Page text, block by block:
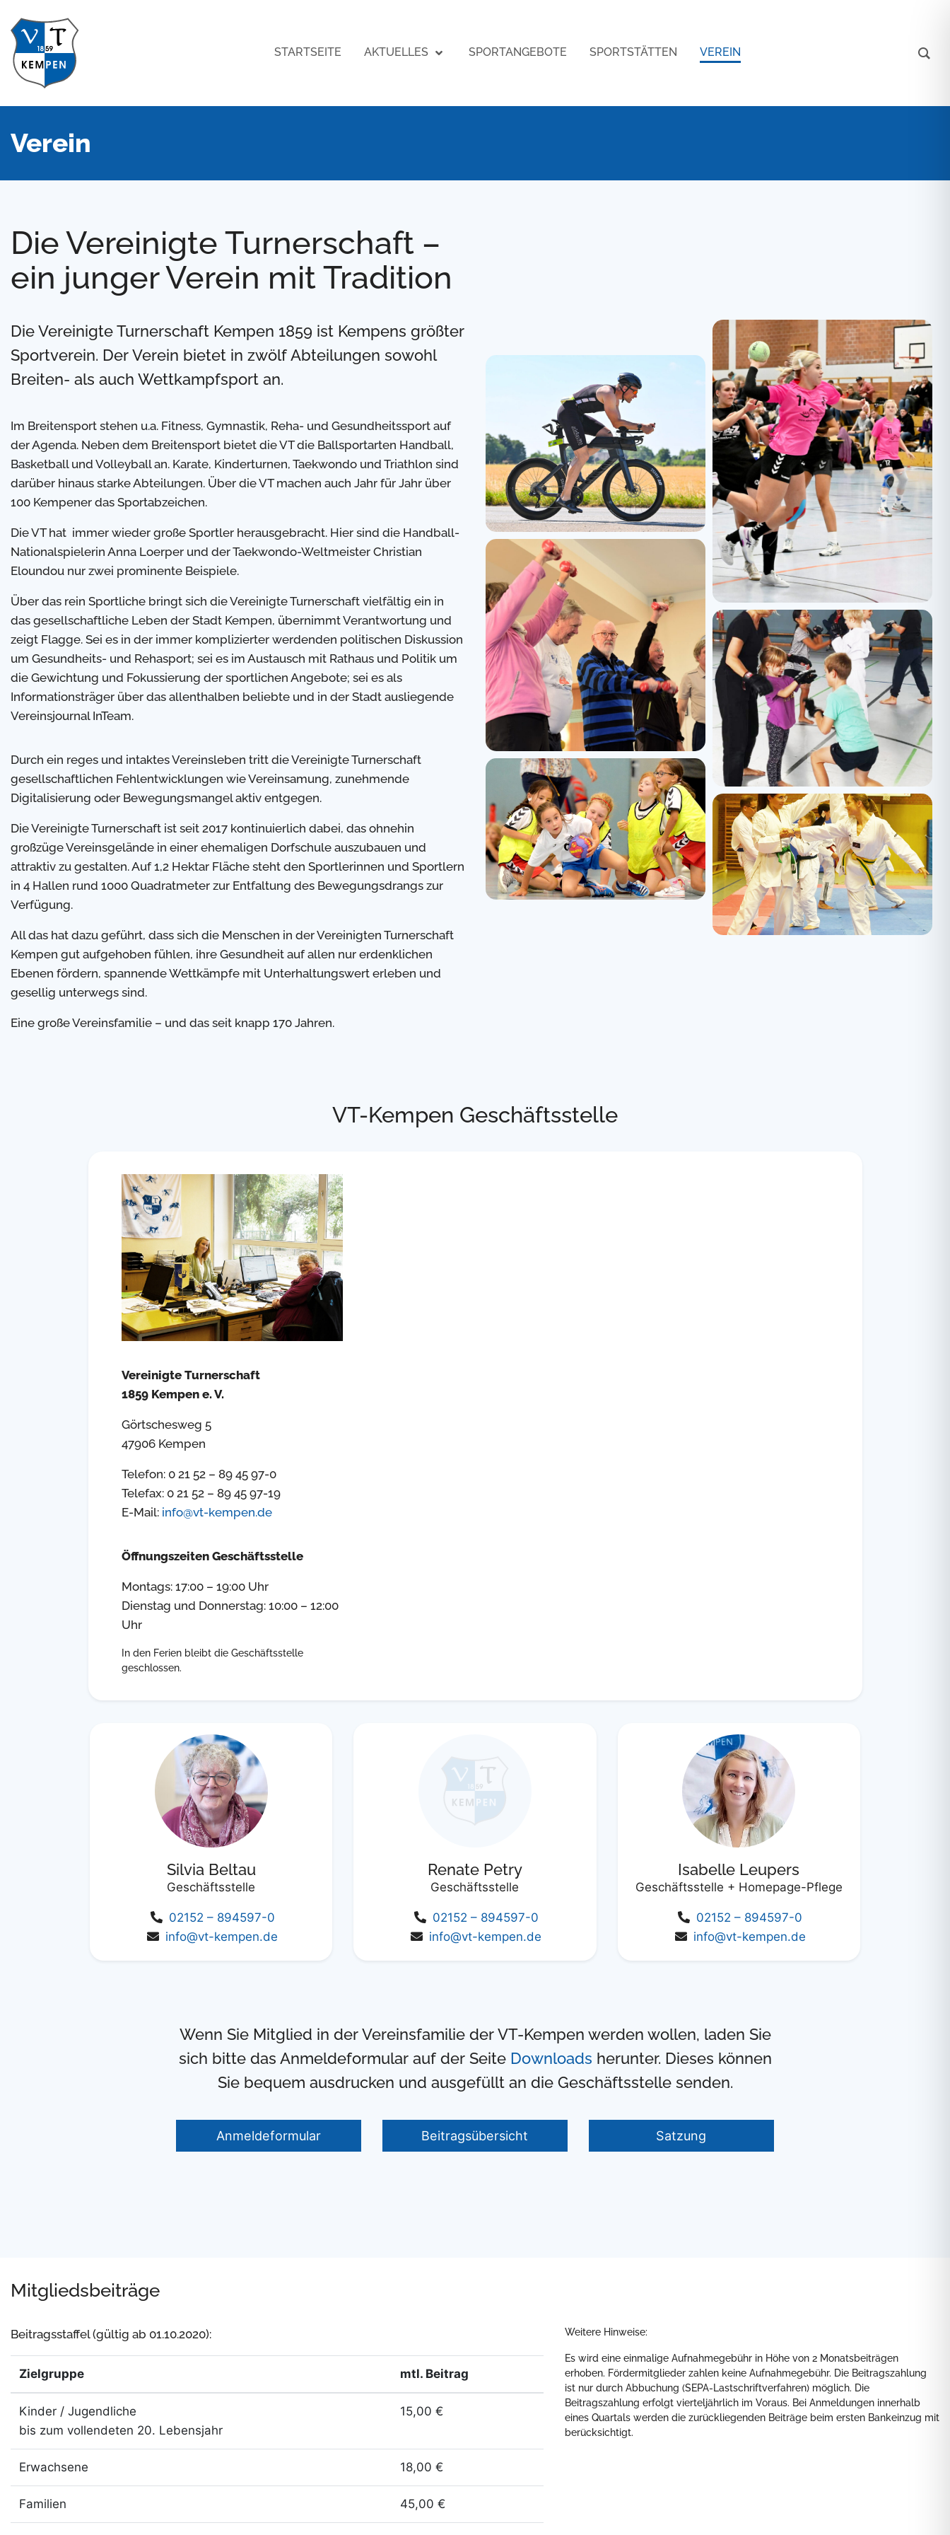
STARTSEITE AKTUELLES SPORTANGEBOTE SPORTSTÄTTEN VEREIN
Verein
Die Vereinigte Turnerschaft –
ein junger Verein mit Tradition
Die Vereinigte Turnerschaft Kempen 1859 ist Kempens größter
Sportverein. Der Verein bietet in zwölf Abteilungen sowohl
Breiten- als auch Wettkampfsport an.
Im Breitensport stehen u.a. Fitness, Gymnastik, Reha- und Gesundheitssport auf
der Agenda. Neben dem Breitensport bietet die VT die Ballsportarten Handball,
Basketball und Volleyball an. Karate, Kinderturnen, Taekwondo und Triathlon sind
darüber hinaus starke Abteilungen. Über die VT machen auch Jahr für Jahr über
100 Kempener das Sportabzeichen.
Die VT hat immer wieder große Sportler herausgebracht. Hier sind die Handball-
Nationalspielerin Anna Loerper und der Taekwondo-Weltmeister Christian
Eloundou nur zwei prominente Beispiele.
Über das rein Sportliche bringt sich die Vereinigte Turnerschaft vielfältig ein in
das gesellschaftliche Leben der Stadt Kempen, übernimmt Verantwortung und
zeigt Flagge. Sei es in der immer komplizierter werdenden politischen Diskussion
um Gesundheits- und Rehasport; sei es im Austausch mit Rathaus und Politik um
die Gewichtung und Fokussierung der sportlichen Angebote; sei es als
Informationsträger über das allenthalben beliebte und in der Stadt ausliegende
Vereinsjournal InTeam.
Durch ein reges und intaktes Vereinsleben tritt die Vereinigte Turnerschaft
gesellschaftlichen Fehlentwicklungen wie Vereinsamung, zunehmende
Digitalisierung oder Bewegungsmangel aktiv entgegen.
Die Vereinigte Turnerschaft ist seit 2017 kontinuierlich dabei, das ohnehin
großzüge Vereinsgelände in einer ehemaligen Dorfschule auszubauen und
attraktiv zu gestalten. Auf 1,2 Hektar Fläche steht den Sportlerinnen und Sportlern
in 4 Hallen rund 1000 Quadratmeter zur Entfaltung des Bewegungsdrangs zur
Verfügung.
All das hat dazu geführt, dass sich die Menschen in der Vereinigten Turnerschaft
Kempen gut aufgehoben fühlen, ihre Gesundheit auf allen nur erdenklichen
Ebenen fördern, spannende Wettkämpfe mit Unterhaltungswert erleben und
gesellig unterwegs sind.
Eine große Vereinsfamilie – und das seit knapp 170 Jahren.
VT-Kempen Geschäftsstelle
Vereinigte Turnerschaft
1859 Kempen e. V.
Görtschesweg 5
47906 Kempen
Telefon: 0 21 52 – 89 45 97-0
Telefax: 0 21 52 – 89 45 97-19
E-Mail: info@vt-kempen.de
Öffnungszeiten Geschäftsstelle
Montags: 17:00 – 19:00 Uhr
Dienstag und Donnerstag: 10:00 – 12:00
Uhr
In den Ferien bleibt die Geschäftsstelle
geschlossen.
Silvia Beltau
Geschäftsstelle
02152 – 894597-0
info@vt-kempen.de
Renate Petry
Geschäftsstelle
02152 – 894597-0
info@vt-kempen.de
Isabelle Leupers
Geschäftsstelle + Homepage-Pflege
02152 – 894597-0
info@vt-kempen.de
Wenn Sie Mitglied in der Vereinsfamilie der VT-Kempen werden wollen, laden Sie
sich bitte das Anmeldeformular auf der Seite Downloads herunter. Dieses können
Sie bequem ausdrucken und ausgefüllt an die Geschäftsstelle senden.
Anmeldeformular Beitragsübersicht Satzung
Mitgliedsbeiträge
Beitragsstaffel (gültig ab 01.10.2020):
Zielgruppe mtl. Beitrag
Kinder / Jugendliche
bis zum vollendeten 20. Lebensjahr
15,00 €
Erwachsene 18,00 €
Familien 45,00 €
Weitere Hinweise:
Es wird eine einmalige Aufnahmegebühr in Höhe von 2 Monatsbeiträgen
erhoben. Fördermitglieder zahlen keine Aufnahmegebühr. Die Beitragszahlung
ist nur durch Abbuchung (SEPA-Lastschriftverfahren) möglich. Die
Beitragszahlung erfolgt vierteljährlich im Voraus. Bei Anmeldungen innerhalb
eines Quartals werden die zurückliegenden Beiträge beim ersten Bankeinzug mit
berücksichtigt.